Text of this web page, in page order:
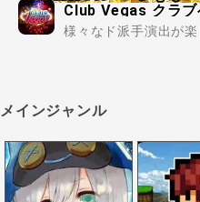
Club Vegas クラブ
様々なド派手演出が
メインジャンル